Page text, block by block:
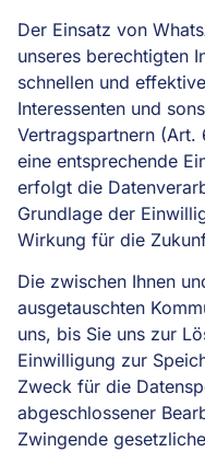
Der Einsatz von
unseres berechtigten
schnellen und
Interessenten und
Vertragspartnern (Art.
eine entsprechende
erfolgt die
Grundlage der
Wirkung für die
Die zwischen Ihnen
ausgetauschten
uns, bis Sie uns zur
Einwilligung zur
Zweck für die
abgeschlossener
Zwingende